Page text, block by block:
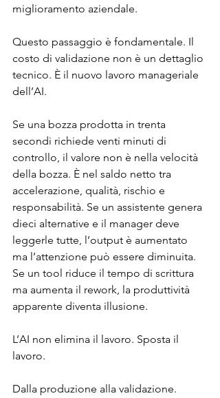
miglioramento aziendale.
Questo passaggio è fondamentale. Il
costo di validazione non è un dettaglio
tecnico. È il nuovo lavoro manageriale
dell’AI.
Se una bozza prodotta in trenta
secondi richiede venti minuti di
controllo, il valore non è nella velocità
della bozza. È nel saldo netto tra
accelerazione, qualità, rischio e
responsabilità. Se un assistente genera
dieci alternative e il manager deve
leggerle tutte, l’output è aumentato
ma l’attenzione può essere diminuita.
Se un tool riduce il tempo di scrittura
ma aumenta il rework, la produttività
apparente diventa illusione.
L’AI non elimina il lavoro. Sposta il
lavoro.
Dalla produzione alla validazione.